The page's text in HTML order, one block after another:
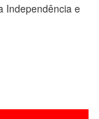
Independência e